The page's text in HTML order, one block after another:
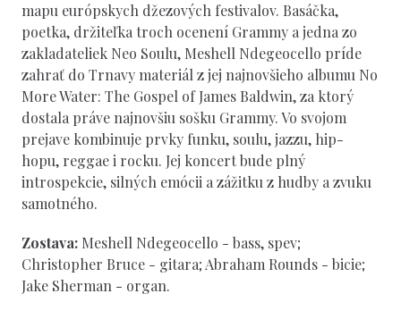
mapu európskych džezových festivalov. Basáčka,
poetka, držiteľka troch ocenení Grammy a jedna zo
zakladateliek Neo Soulu, Meshell Ndegeocello príde
zahrať do Trnavy materiál z jej najnovšieho albumu No
More Water: The Gospel of James Baldwin, za ktorý
dostala práve najnovšiu sošku Grammy. Vo svojom
prejave kombinuje prvky funku, soulu, jazzu, hip-
hopu, reggae i rocku. Jej koncert bude plný
introspekcie, silných emócii a zážitku z hudby a zvuku
samotného.
Zostava: Meshell Ndegeocello - bass, spev;
Christopher Bruce - gitara; Abraham Rounds - bicie;
Jake Sherman - organ.